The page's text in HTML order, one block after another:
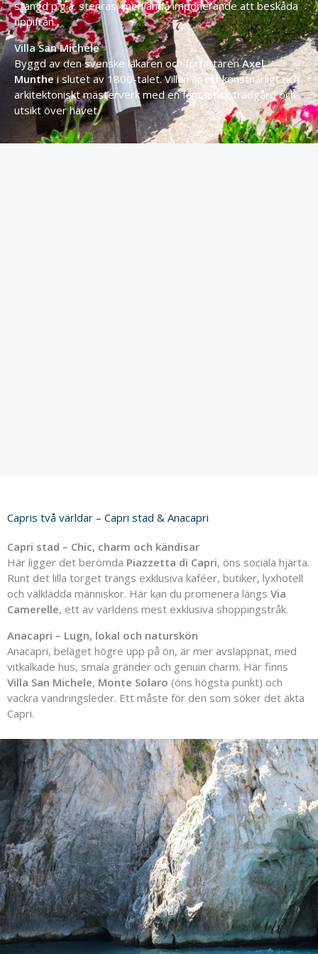
stängdp.g.a.stenras,menändåimponerandeattbeskåda
uppifrån.
VillaSanMichele
Byggdavdensvenske läkarenochförfattarenAxel
Munthe islutetav1800-talet.Villanärettkonstnärligtoch
arkitektonisktmästerverk medenfantastiskträdgårdoch
utsikt överhavet.
Capris två världar – Capri stad & Anacapri
Capri stad – Chic, charm och kändisar
Här ligger det berömda Piazzetta di Capri, öns sociala hjärta.
Runt det lilla torget trängs exklusiva kaféer, butiker, lyxhotell
och välklädda människor. Här kan du promenera längs Via
Camerelle, ett av världens mest exklusiva shoppingstråk.
Anacapri – Lugn, lokal och naturskön
Anacapri, beläget högre upp på ön, är mer avslappnat, med
vitkalkade hus, smala gränder och genuin charm. Här finns
Villa San Michele, Monte Solaro (öns högsta punkt) och
vackra vandringsleder. Ett måste för den som söker det äkta
Capri.